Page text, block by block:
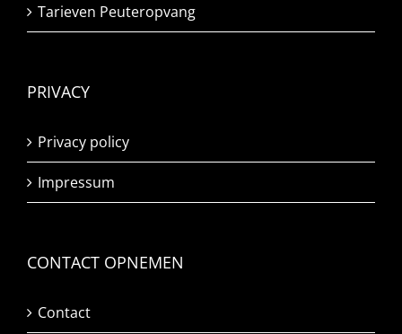
Tarieven Peuteropvang
PRIVACY
Privacy policy
Impressum
CONTACT OPNEMEN
Contact